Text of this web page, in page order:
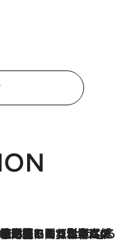
ーチャージ料の高値が続いている」ホルムズ海峡封鎖による影響はいつまで続く？《エネルギー専門家に聞く“どうなる日本の暮らし”》